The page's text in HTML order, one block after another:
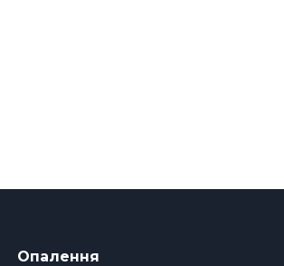
Опалення